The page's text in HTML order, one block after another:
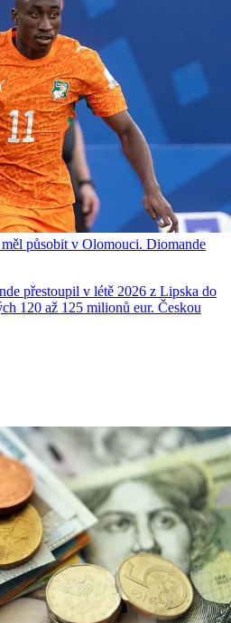
působit v Olomouci. Diomande
přestoupil v létě 2026 z Lipska do
120 až 125 milionů eur. Českou